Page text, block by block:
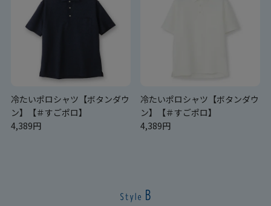
冷たいポロシャツ【ボタンダウ
ン】【＃すごポロ】
4,389円
冷たいポロシャツ【ボタンダウ
ン】【＃すごポロ】
4,389円